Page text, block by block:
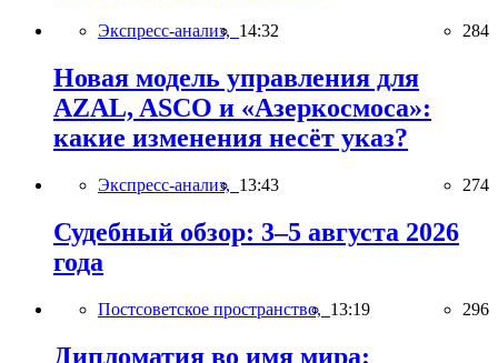
Экспресс-анализ, 14:32 284
Новая модель управления для
AZAL, ASCO и «Азеркосмоса»:
какие изменения несёт указ?
Экспресс-анализ, 13:43 274
Судебный обзор: 3–5 августа 2026
года
Постсоветское пространство, 13:19 296
Дипломатия во имя мира: